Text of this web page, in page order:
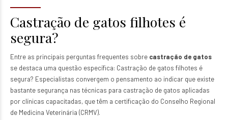
Castração de gatos filhotes é
segura?
Entre as principais perguntas frequentes sobre castração de gatos
se destaca uma questão específica: Castração de gatos filhotes é
segura? Especialistas convergem o pensamento ao indicar que existe
bastante segurança nas técnicas para castração de gatos aplicadas
por clínicas capacitadas, que têm a certificação do Conselho Regional
de Medicina Veterinária (CRMV).